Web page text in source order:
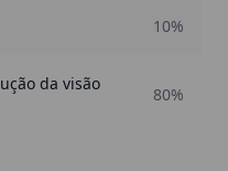
10%
da visão
80%